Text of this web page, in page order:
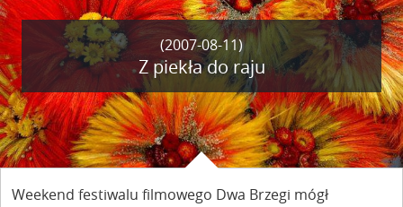
(2007-08-11)
Z piekła do raju
Weekend festiwalu filmowego Dwa Brzegi mógł